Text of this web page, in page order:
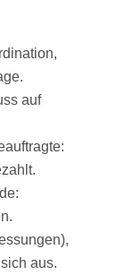
auf
aus.